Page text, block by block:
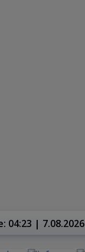
04:23 | 7.08.2026